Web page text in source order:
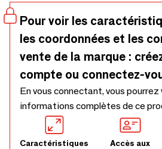
Pour voir les
les coordonnées et les
vente de la marque :
compte ou connectez-
En vous connectant, vous pourrez
informations complètes de ce
Caractéristiques
Accès aux